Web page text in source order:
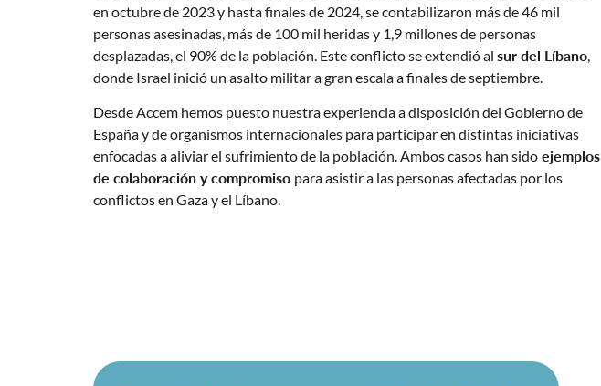
en octubre de 2023 y hasta finales de 2024, se contabilizaron más de 46 mil
personas asesinadas, más de 100 mil heridas y 1,9 millones de personas
desplazadas, el 90% de la población. Este conflicto se extendió al sur del Líbano,
donde Israel inició un asalto militar a gran escala a finales de septiembre.
Desde Accem hemos puesto nuestra experiencia a disposición del Gobierno de
España y de organismos internacionales para participar en distintas iniciativas
enfocadas a aliviar el sufrimiento de la población. Ambos casos han sido ejemplos
de colaboración y compromiso para asistir a las personas afectadas por los
conflictos en Gaza y el Líbano.